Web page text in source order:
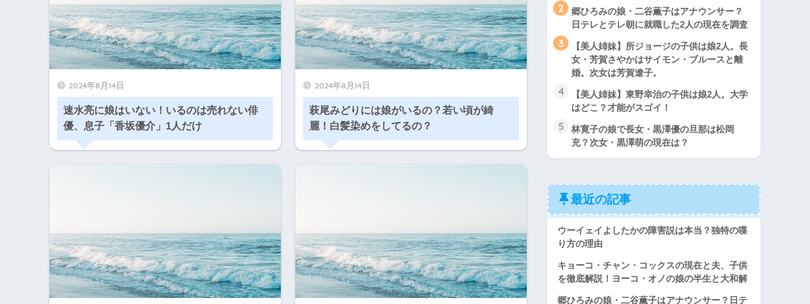
2024年8月14日
速水亮に娘はいない！いるのは売れない俳
優、息子「香坂優介」1人だけ
2024年8月14日
萩尾みどりには娘がいるの？若い頃が綺
麗！白髪染めをしてるの？
2
郷ひろみの娘・二谷薫子はアナウンサー？
日テレとテレ朝に就職した2人の現在を調査
3
【美人姉妹】所ジョージの子供は娘2人。長
女・芳賀さやかはサイモン・ブルースと離
婚。次女は芳賀遼子。
4
【美人姉妹】東野幸治の子供は娘2人。大学
はどこ？才能がスゴイ！
5
林寛子の娘で長女・黒澤優の旦那は松岡
充？次女・黒澤萌の現在は？
最近の記事
ウーイェイよしたかの障害説は本当？独特の喋
り方の理由
キョーコ・チャン・コックスの現在と夫、子供
を徹底解説！ヨーコ・オノの娘の半生と大和解
郷ひろみの娘・二谷薫子はアナウンサー？日テ